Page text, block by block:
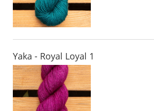
Yaka - Royal Loyal 1